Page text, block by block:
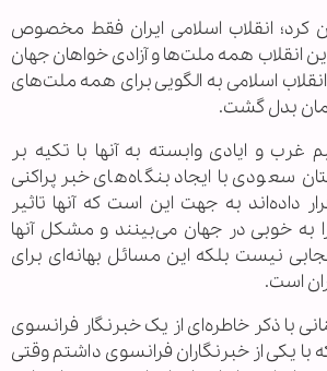
کرد؛ انقلاب اسلامی ایران فقط مخصوص
انقلاب همه ملت‌ها و آزادی خواهان جهان
اسلامی به الگویی برای همه ملت‌های
بدل گشت.
غرب و ایادی وابسته به آنها با تکیه بر
سعودی با ایجاد بنگاه‌های خبر پراکنی
داده‌اند به جهت این است که آنها تاثیر
را به خوبی در جهان می‌بینند و مشکل آنها
نیست بلکه این مسائل بهانه‌ای برای
است.
با ذکر خاطره‌ای از یک خبرنگار فرانسوی
یکی از خبرنگاران فرانسوی داشتم وقتی